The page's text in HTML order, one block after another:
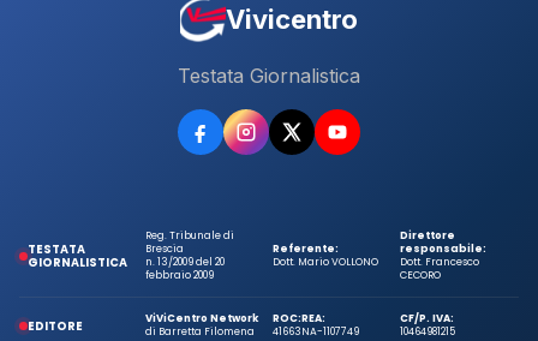
Vivicentro
Testata Giornalistica
TESTATA
GIORNALISTICA
Reg. Tribunale di
Brescia
n. 13/2009 del 20
febbraio 2009
Referente:
Dott. Mario VOLLONO
Direttore
responsabile:
Dott. Francesco
CECORO
EDITORE
ViViCentro Network
di Barretta Filomena
ROC:
41663
REA:
NA-1107749
CF/P. IVA:
10464981215